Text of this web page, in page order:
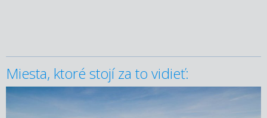
Miesta, ktoré stojí za to vidieť: